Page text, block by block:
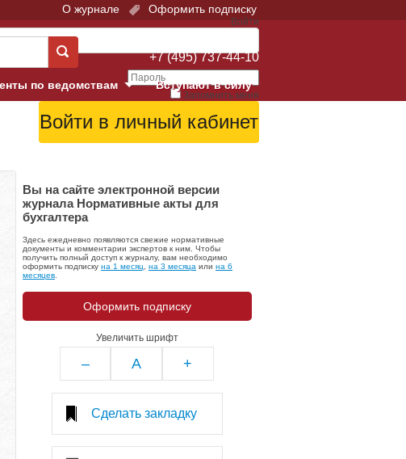
О журнале Оформить подписку
Войти
Запомнить меня
+7 (495) 737-44-10
Вступают в силу
по ведомствам
суды
Суд
в г. Москве
Суд
фонд
законы и указы
Вы на сайте электронной версии
журнала Нормативные акты для
бухгалтера
Здесь ежедневно появляются свежие нормативные
документы и комментарии экспертов к ним. Чтобы
получить полный доступ к журналу, вам необходимо
оформить подписку на 1 месяц, на 3 месяца или на 6
месяцев.
Оформить подписку
Увеличить шрифт
– A +
Сделать закладку